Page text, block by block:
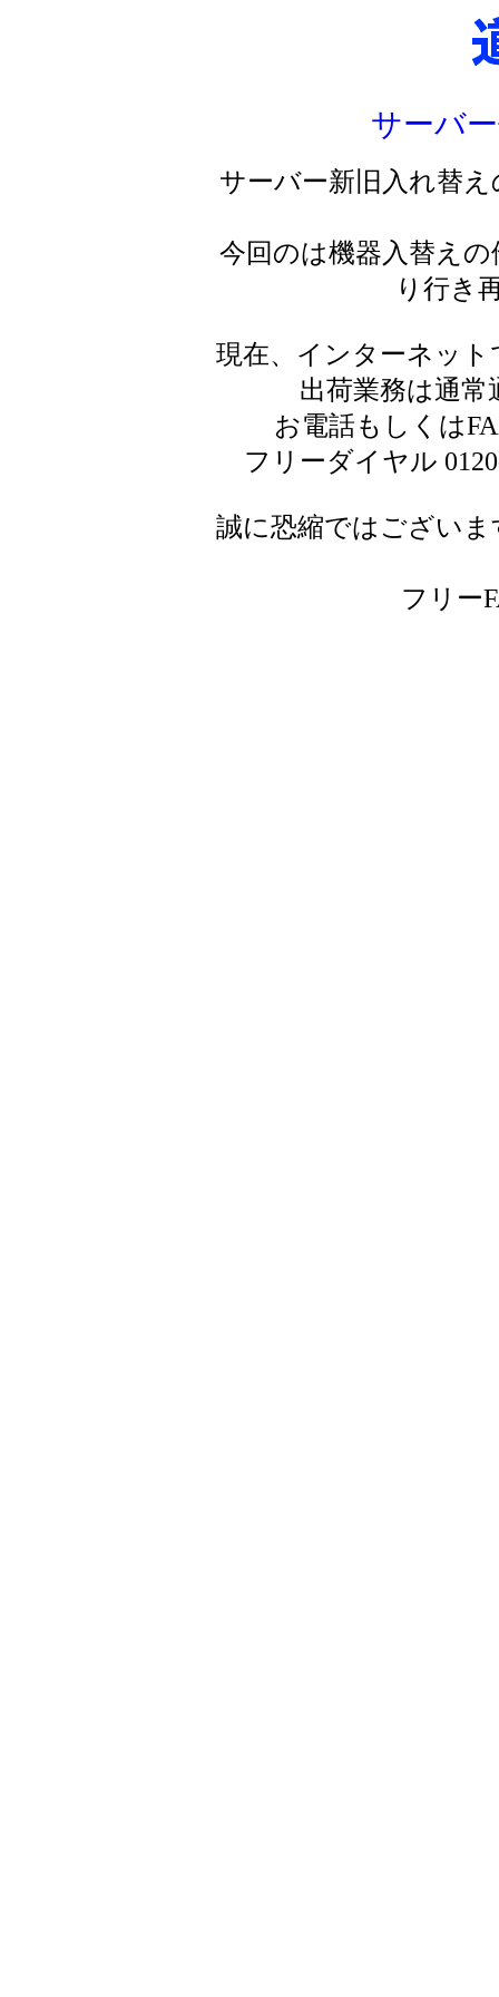
サーバ
サーバー新旧入れ替
今回のは機器入替え
り行き
現在、インターネッ
出荷業務は通
お電話もしくは
フリーダイヤル
誠に恐縮ではござい
フリー